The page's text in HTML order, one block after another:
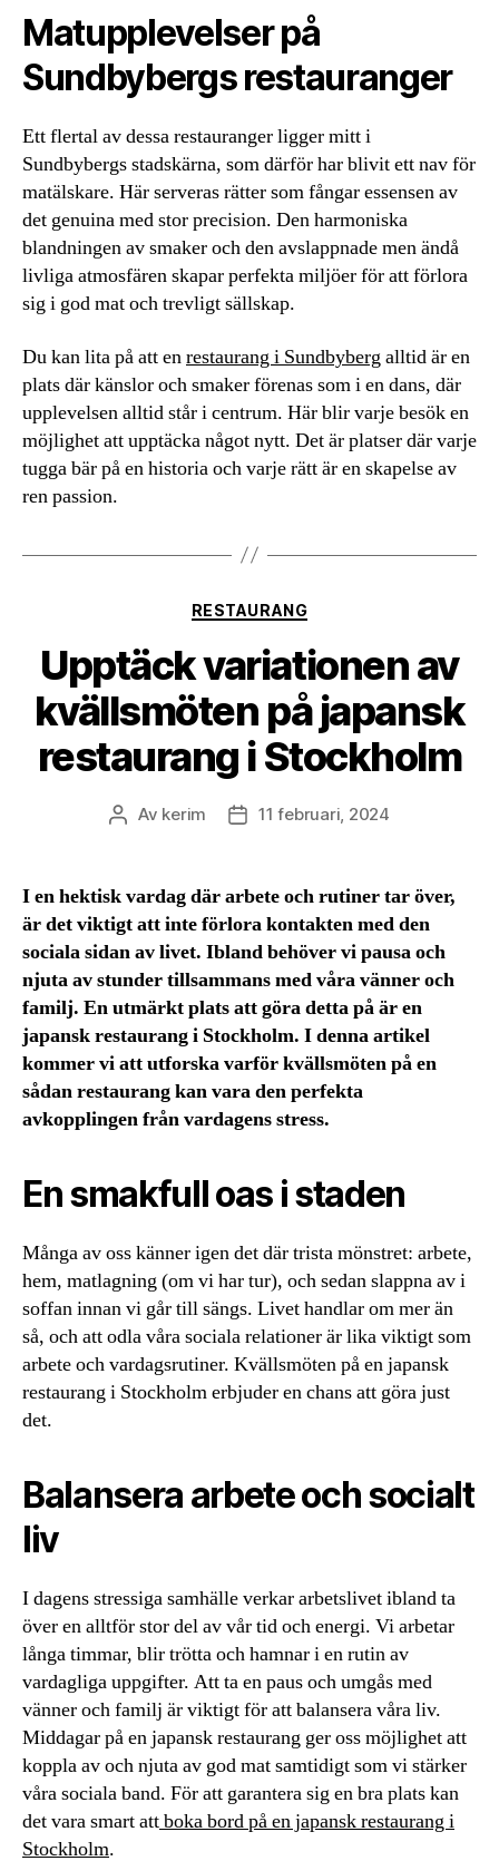
Matupplevelser på
Sundbybergs restauranger
Ett flertal av dessa restauranger ligger mitt i
Sundbybergs stadskärna, som därför har blivit ett nav för
matälskare. Här serveras rätter som fångar essensen av
det genuina med stor precision. Den harmoniska
blandningen av smaker och den avslappnade men ändå
livliga atmosfären skapar perfekta miljöer för att förlora
sig i god mat och trevligt sällskap.
Du kan lita på att enrestaurang i Sundbybergalltid är en
plats där känslor och smaker förenas som i en dans, där
upplevelsen alltid står i centrum. Här blir varje besök en
möjlighet att upptäcka något nytt. Det är platser där varje
tugga bär på en historia och varje rätt är en skapelse av
ren passion.
Kategorier
RESTAURANG
Upptäck variationen av
kvällsmöten på japansk
restaurang i Stockholm
Inläggsförfattare
Av kerim Inläggsdatum
11 februari, 2024
I en hektisk vardag där arbete och rutiner tar över,
är det viktigt att inte förlora kontakten med den
sociala sidan av livet. Ibland behöver vi pausa och
njuta av stunder tillsammans med våra vänner och
familj. En utmärkt plats att göra detta på är en
japansk restaurang i Stockholm. I denna artikel
kommer vi att utforska varför kvällsmöten på en
sådan restaurang kan vara den perfekta
avkopplingen från vardagens stress.
En smakfull oas i staden
Många av oss känner igen det där trista mönstret: arbete,
hem, matlagning (om vi har tur), och sedan slappna av i
soffan innan vi går till sängs. Livet handlar om mer än
så, och att odla våra sociala relationer är lika viktigt som
arbete och vardagsrutiner. Kvällsmöten på en japansk
restaurang i Stockholm erbjuder en chans att göra just
det.
Balansera arbete och socialt
liv
I dagens stressiga samhälle verkar arbetslivet ibland ta
över en alltför stor del av vår tid och energi. Vi arbetar
långa timmar, blir trötta och hamnar i en rutin av
vardagliga uppgifter. Att ta en paus och umgås med
vänner och familj är viktigt för att balansera våra liv.
Middagar på en japansk restaurang ger oss möjlighet att
koppla av och njuta av god mat samtidigt som vi stärker
våra sociala band. För att garantera sig en bra plats kan
det vara smart attboka bord på en japansk restaurang i
Stockholm.